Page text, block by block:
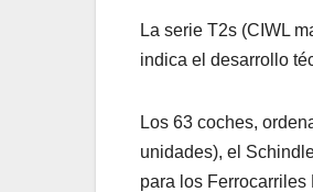
La serie T2s (CIWL
indica el desarrollo
Los 63 coches,
unidades), el
para los